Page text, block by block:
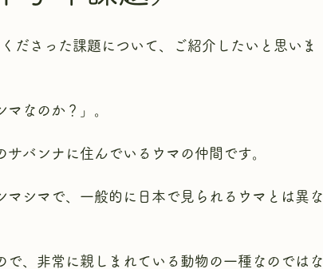
ださった課題について、ご紹介したいと思いま
なのか？」。
バンナに住んでいるウマの仲間です。
シマで、一般的に日本で見られるウマとは異な
で、非常に親しまれている動物の一種なのではな